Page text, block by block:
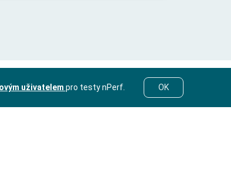
uživatelem pro testy nPerf. OK